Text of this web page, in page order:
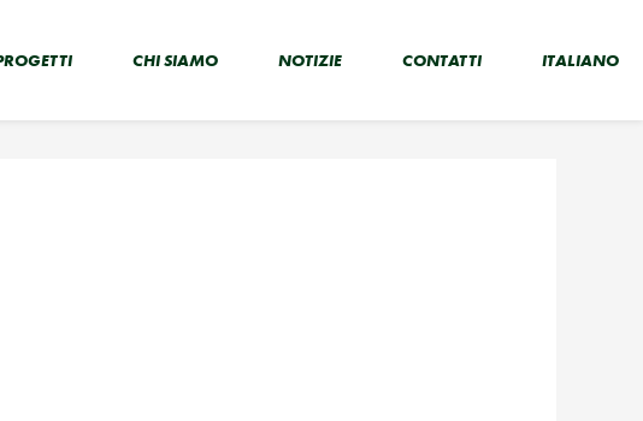
CHI SIAMO NOTIZIE CONTATTI ITALIANO